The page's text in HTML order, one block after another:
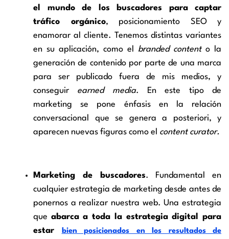
el mundo de los buscadores para captar
tráfico orgánico, posicionamiento SEO y
enamorar al cliente. Tenemos distintas variantes
en su aplicación, como el branded contento la
generación de contenido por parte de una marca
para ser publicado fuera de mis medios, y
conseguir earned media. En este tipo de
marketing se pone énfasis en la relación
conversacional que se genera a posteriori, y
aparecen nuevas figuras como el content curator.
Marketing de buscadores. Fundamental en
cualquier estrategia de marketing desde antes de
ponernos a realizar nuestra web. Una estrategia
que abarca a toda la estrategia digital para
estar
bien posicionados en los resultados de